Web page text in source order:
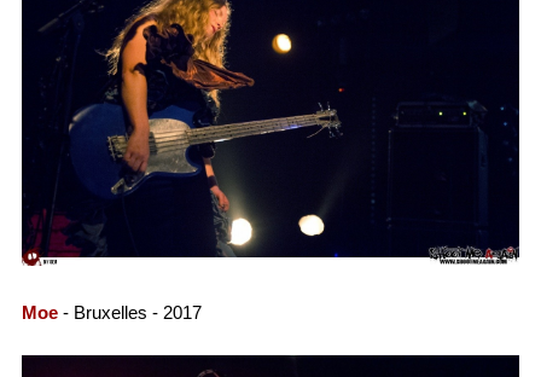
Moe- Bruxelles - 2017